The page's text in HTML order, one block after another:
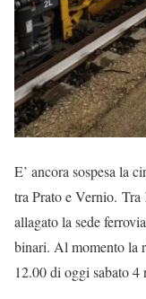
E’ ancora sospesa la
tra Prato e Vernio. Tra
allagato la sede
binari. Al momento la
12.00 di oggi sabato 4